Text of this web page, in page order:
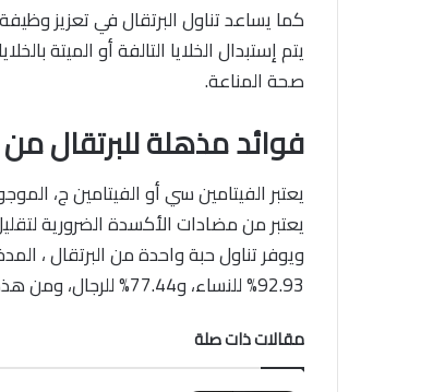
كما يساعد تناول البرتقال في تعزيز
يتم إستبدال الخلايا التالفة أو الميتة
صحة المناعة.
فوائد مذهلة للبرتقال
يعتبر الفيتامين سي أو الفيتامين ج،
يعتبر من مضادات الأكسدة الضرورية
ويوفر تناول حبة واحدة من البرتقال ،
92.93% للنساء، و77.44% للرجال، ومن هذه الفوائد ما يلي:
مقالات ذات صلة